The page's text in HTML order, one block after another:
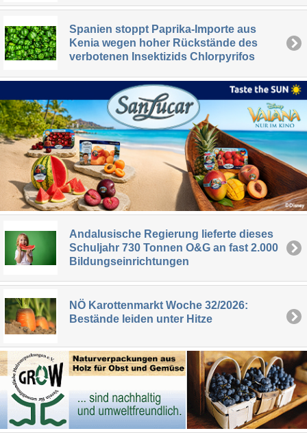
Spanien stoppt Paprika-Importe aus
Kenia wegen hoher Rückstände des
verbotenen Insektizids Chlorpyrifos
Andalusische Regierung lieferte dieses
Schuljahr 730 Tonnen O&G an fast 2.000
Bildungseinrichtungen
NÖ Karottenmarkt Woche 32/2026:
Bestände leiden unter Hitze